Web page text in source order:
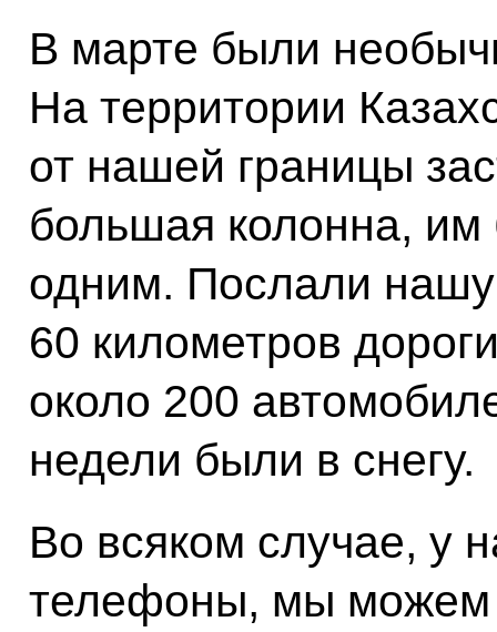
В марте были
На территории
от нашей границы
большая колонна, им
одним. Послали нашу
60 километров
около 200
недели были в снегу.
Во всяком случае, у
телефоны, мы можем